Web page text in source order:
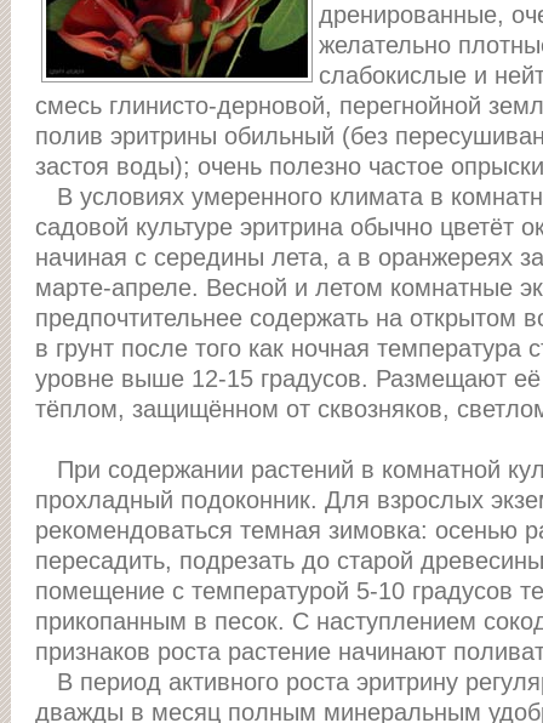
дренированные,
желательно
слабокислые и
смесь глинисто-дерновой, перегнойной
полив эритрины обильный (без
застоя воды); очень полезно частое
В условиях умеренного климата в
садовой культуре эритрина обычно цветёт
начиная с середины лета, а в оранжереях
марте-апреле. Весной и летом комнатные
предпочтительнее содержать на открытом
в грунт после того как ночная температура
уровне выше 12-15 градусов. Размещают
тёплом, защищённом от сквозняков,
При содержании растений в комнатной
прохладный подоконник. Для взрослых
рекомендоваться темная зимовка: осенью
пересадить, подрезать до старой
помещение с температурой 5-10 градусов
прикопанным в песок. С наступлением
признаков роста растение начинают
В период активного роста эритрину
дважды в месяц полным минеральным